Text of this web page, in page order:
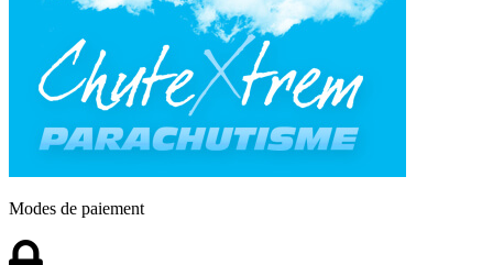
Modes de paiement